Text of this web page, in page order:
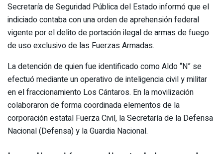
Secretaría de Seguridad Pública del Estado informó que el
indiciado contaba con una orden de aprehensión federal
vigente por el delito de portación ilegal de armas de fuego
de uso exclusivo de las Fuerzas Armadas.
La detención de quien fue identificado como Aldo “N” se
efectuó mediante un operativo de inteligencia civil y militar
en el fraccionamiento Los Cántaros. En la movilización
colaboraron de forma coordinada elementos de la
corporación estatal Fuerza Civil, la Secretaría de la Defensa
Nacional (Defensa) y la Guardia Nacional.